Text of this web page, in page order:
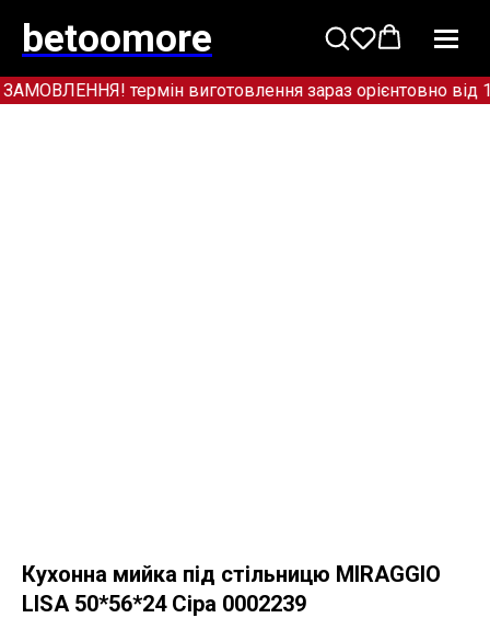
betoomore
термін виготовлення зараз орієнтовно від
Кухонна мийка під стільницю MIRAGGIO
LISA 50*56*24 Сіра 0002239